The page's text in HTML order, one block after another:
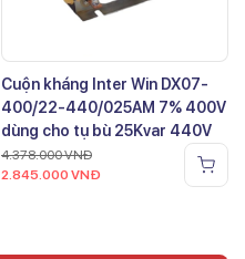
Cuộn kháng Inter Win DX07-
400/22-440/025AM 7% 400V
dùng cho tụ bù 25Kvar 440V
4.378.000VNĐ
2.845.000 VNĐ